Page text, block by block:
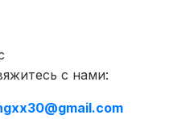
с нами: